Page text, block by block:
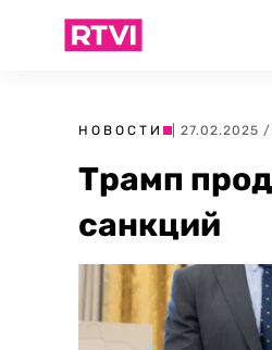
НОВОСТИ | 27.02.2025
Трамп
санкций